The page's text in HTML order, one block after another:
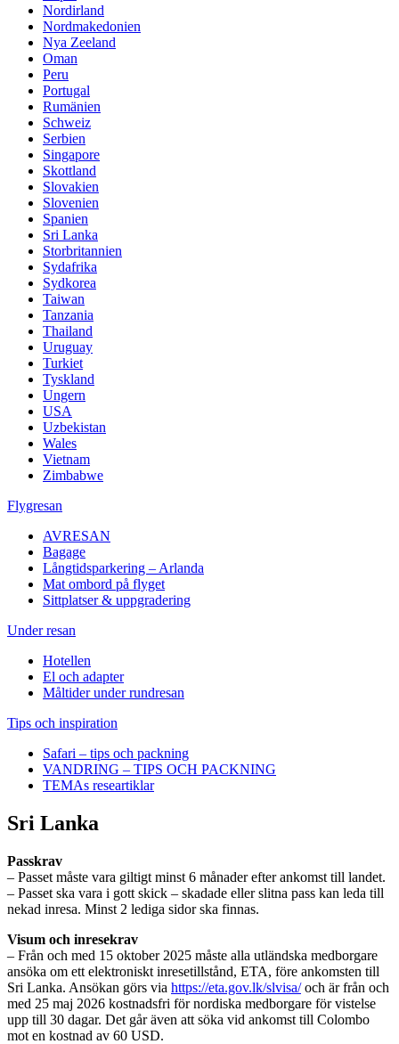
Nordirland
Nordmakedonien
Nya Zeeland
Oman
Peru
Portugal
Rumänien
Schweiz
Serbien
Singapore
Skottland
Slovakien
Slovenien
Spanien
Sri Lanka
Storbritannien
Sydafrika
Sydkorea
Taiwan
Tanzania
Thailand
Uruguay
Turkiet
Tyskland
Ungern
USA
Uzbekistan
Wales
Vietnam
Zimbabwe
Flygresan
AVRESAN
Bagage
Långtidsparkering – Arlanda
Mat ombord på flyget
Sittplatser & uppgradering
Under resan
Hotellen
El och adapter
Måltider under rundresan
Tips och inspiration
Safari – tips och packning
VANDRING – TIPS OCH PACKNING
TEMAs researtiklar
Sri Lanka
Passkrav
– Passet måste vara giltigt minst 6 månader efter ankomst till landet.
– Passet ska vara i gott skick – skadade eller slitna pass kan leda till
nekad inresa. Minst 2 lediga sidor ska finnas.
Visum och inresekrav
– Från och med 15 oktober 2025 måste alla utländska medborgare
ansöka om ett elektroniskt inresetillstånd, ETA, före ankomsten till
Sri Lanka. Ansökan görs via https://eta.gov.lk/slvisa/och är från och
med 25 maj 2026 kostnadsfri för nordiska medborgare för vistelse
upp till 30 dagar. Det går även att söka vid ankomst till Colombo
mot en kostnad av 60 USD.